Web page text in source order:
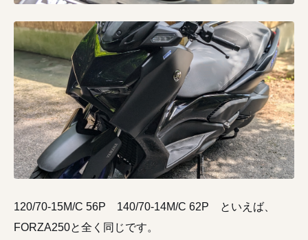
120/70-15M/C 56P 140/70-14M/C 62P といえば、
FORZA250と全く同じです。